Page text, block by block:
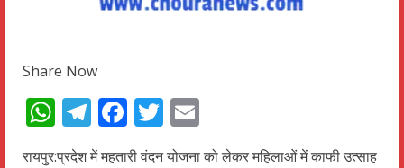
Share Now
WhatsApp
Telegram
Facebook
Twitter
रायपुर:प्रदेश में महतारी वंदन योजना को लेकर महिलाओं में काफी उत्साह